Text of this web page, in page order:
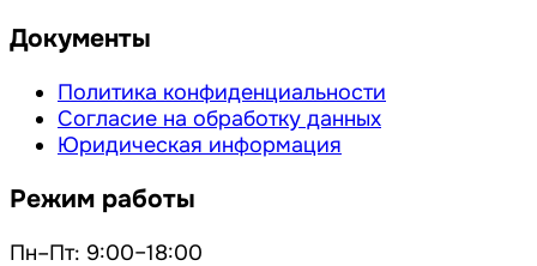
Документы
Политика конфиденциальности
Согласие на обработку данных
Юридическая информация
Режим работы
Пн–Пт: 9:00–18:00